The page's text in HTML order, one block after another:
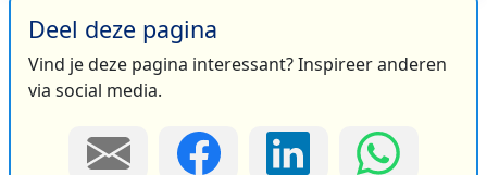
Deel deze pagina
Vind je deze pagina interessant? Inspireer anderen
via social media.